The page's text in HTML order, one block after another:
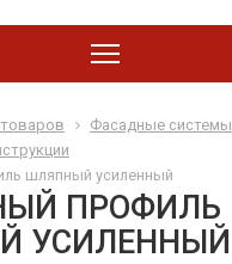
Фасадные системы
шляпный усиленный
ПРОФИЛЬ
УСИЛЕННЫЙ